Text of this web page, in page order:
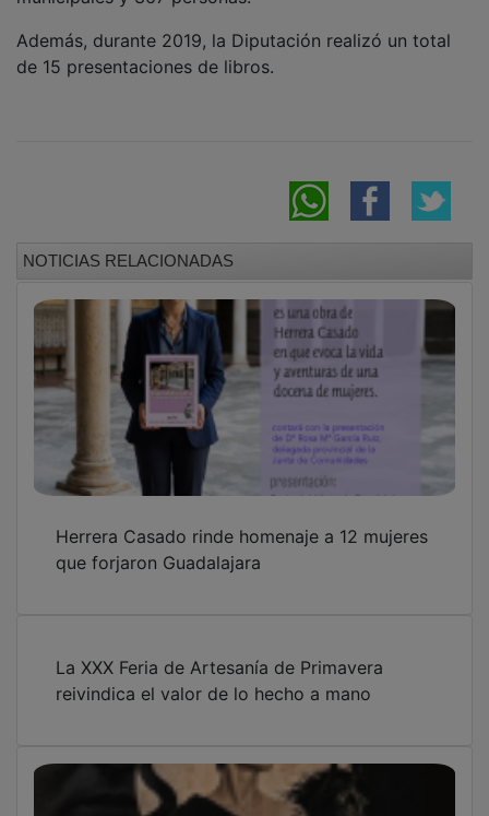
de 15 presentaciones de libros.
que forjaron Guadalajara
reivindica el valor de lo hecho a mano